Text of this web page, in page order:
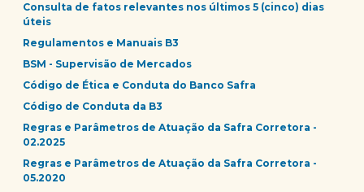
Consulta de fatos relevantes nos últimos 5 (cinco) dias
úteis
Regulamentos e Manuais B3
BSM - Supervisão de Mercados
Código de Ética e Conduta do Banco Safra
Código de Conduta da B3
Regras e Parâmetros de Atuação da Safra Corretora -
02.2025
Regras e Parâmetros de Atuação da Safra Corretora -
05.2020